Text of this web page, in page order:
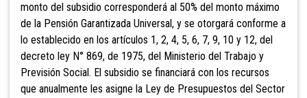
monto del subsidio corresponderá al 50% del monto máximo
de la Pensión Garantizada Universal, y se otorgará conforme a
lo establecido en los artículos 1, 2, 4, 5, 6, 7, 9, 10 y 12, del
decreto ley N° 869, de 1975, del Ministerio del Trabajo y
Previsión Social. El subsidio se financiará con los recursos
que anualmente les asigne la Ley de Presupuestos del Sector